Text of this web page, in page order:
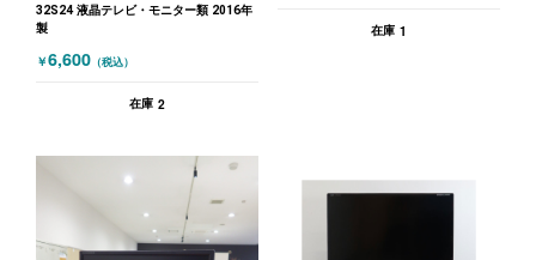
32S24 液晶テレビ・モニター類 2016年
製
￥6,600 （税込）
在庫 2
在庫 1